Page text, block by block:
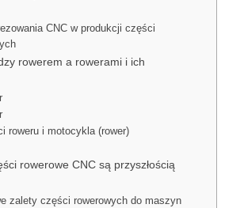
CNC w produkcji części
rowerem a rowerami i ich
roweru i motocykla (rower)
rowerowe CNC są przyszłością
zalety części rowerowych do maszyn